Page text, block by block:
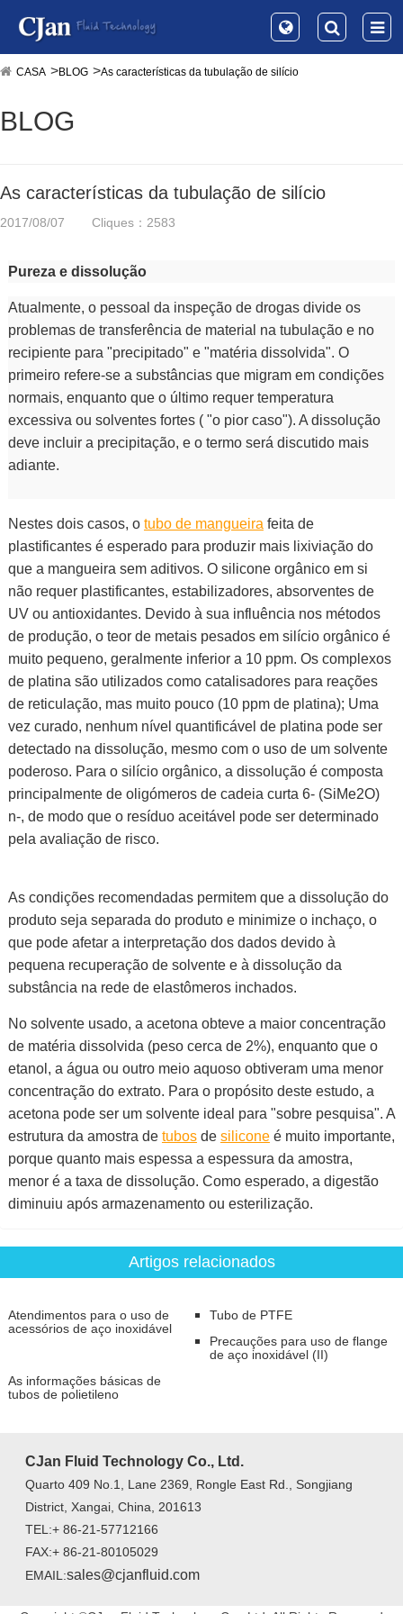
CASA BLOG As características da tubulação de silício
BLOG
As características da tubulação de silício
2017/08/07 Cliques：2583
Pureza e dissolução
Atualmente, o pessoal da inspeção de drogas divide os
problemas de transferência de material na tubulação e no
recipiente para "precipitado" e "matéria dissolvida". O
primeiro refere-se a substâncias que migram em condições
normais, enquanto que o último requer temperatura
excessiva ou solventes fortes ( "o pior caso"). A dissolução
deve incluir a precipitação, e o termo será discutido mais
adiante.
Nestes dois casos, o tubo de mangueira feita de
plastificantes é esperado para produzir mais lixiviação do
que a mangueira sem aditivos. O silicone orgânico em si
não requer plastificantes, estabilizadores, absorventes de
UV ou antioxidantes. Devido à sua influência nos métodos
de produção, o teor de metais pesados ​​em silício orgânico é
muito pequeno, geralmente inferior a 10 ppm. Os complexos
de platina são utilizados como catalisadores para reações
de reticulação, mas muito pouco (10 ppm de platina); Uma
vez curado, nenhum nível quantificável de platina pode ser
detectado na dissolução, mesmo com o uso de um solvente
poderoso. Para o silício orgânico, a dissolução é composta
principalmente de oligómeros de cadeia curta 6- (SiMe2O)
n-, de modo que o resíduo aceitável pode ser determinado
pela avaliação de risco.
As condições recomendadas permitem que a dissolução do
produto seja separada do produto e minimize o inchaço, o
que pode afetar a interpretação dos dados devido à
pequena recuperação de solvente e à dissolução da
substância na rede de elastômeros inchados.
No solvente usado, a acetona obteve a maior concentração
de matéria dissolvida (peso cerca de 2%), enquanto que o
etanol, a água ou outro meio aquoso obtiveram uma menor
concentração do extrato. Para o propósito deste estudo, a
acetona pode ser um solvente ideal para "sobre pesquisa". A
estrutura da amostra de tubosde siliconeé muito importante,
porque quanto mais espessa a espessura da amostra,
menor é a taxa de dissolução. Como esperado, a digestão
diminuiu após armazenamento ou esterilização.
Artigos relacionados
Atendimentos para o uso de
acessórios de aço inoxidável
Tubo de PTFE
Precauções para uso de flange
de aço inoxidável (II)
As informações básicas de
tubos de polietileno
CJan Fluid Technology Co., Ltd.
Quarto 409 No.1, Lane 2369, Rongle East Rd., Songjiang
District, Xangai, China, 201613
TEL:+ 86-21-57712166
FAX:+ 86-21-80105029
EMAIL:sales@cjanfluid.com